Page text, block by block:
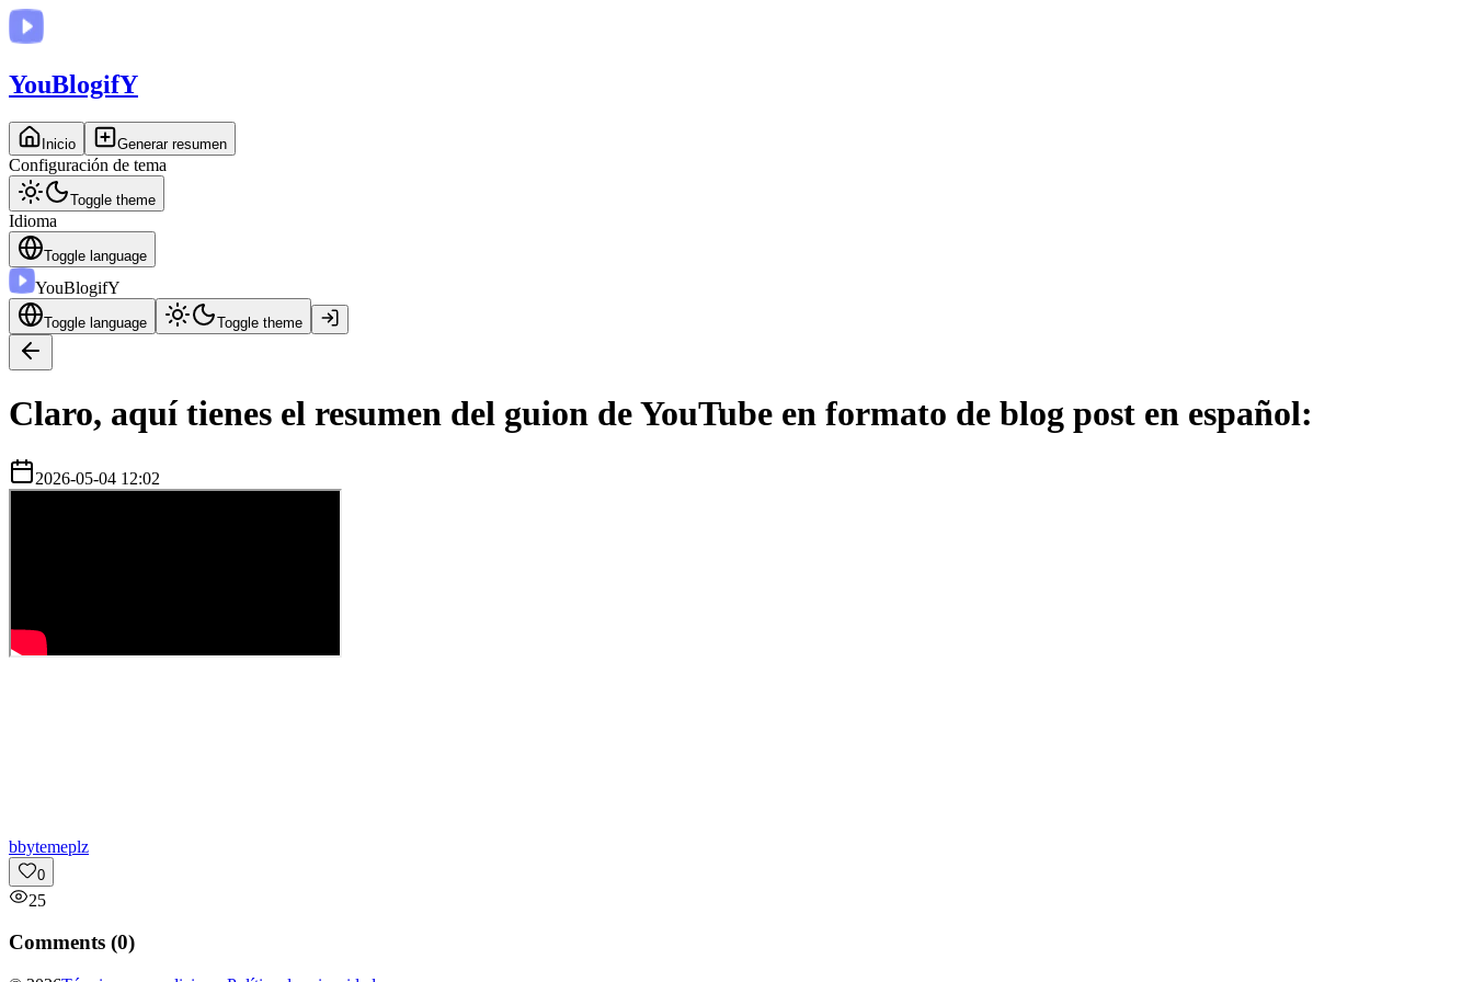
YouBlogifY
Inicio Generar resumen
Configuración de tema
Toggle theme
Idioma
Toggle language
YouBlogifY
Toggle language Toggle theme
Claro, aquí tienes el resumen del guion de YouTube en formato de blog post en español:
2026-05-04 12:02
bbytemeplz
0
25
Comments (0)